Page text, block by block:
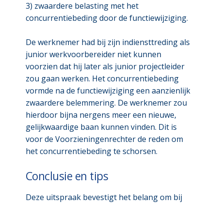
3) zwaardere belasting met het
concurrentiebeding door de functiewijziging.
De werknemer had bij zijn indiensttreding als
junior werkvoorbereider niet kunnen
voorzien dat hij later als junior projectleider
zou gaan werken. Het concurrentiebeding
vormde na de functiewijziging een aanzienlijk
zwaardere belemmering. De werknemer zou
hierdoor bijna nergens meer een nieuwe,
gelijkwaardige baan kunnen vinden. Dit is
voor de Voorzieningenrechter de reden om
het concurrentiebeding te schorsen.
Conclusie en tips
Deze uitspraak bevestigt het belang om bij